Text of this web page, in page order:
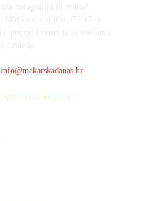
info@makarskadanas.hr